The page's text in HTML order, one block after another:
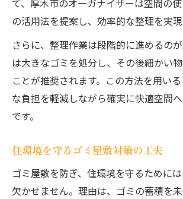
て、厚木市のオーガナイザーは空間の
の活用法を提案し、効率的な整理を実現
さらに、整理作業は段階的に進めるの
は大きなゴミを処分し、その後細かい
ことが推奨されます。この方法を用い
な負担を軽減しながら確実に快適空間
です。
住環境を守るゴミ屋敷対策の工夫
ゴミ屋敷を防ぎ、住環境を守るために
欠かせません。理由は、ゴミの蓄積を